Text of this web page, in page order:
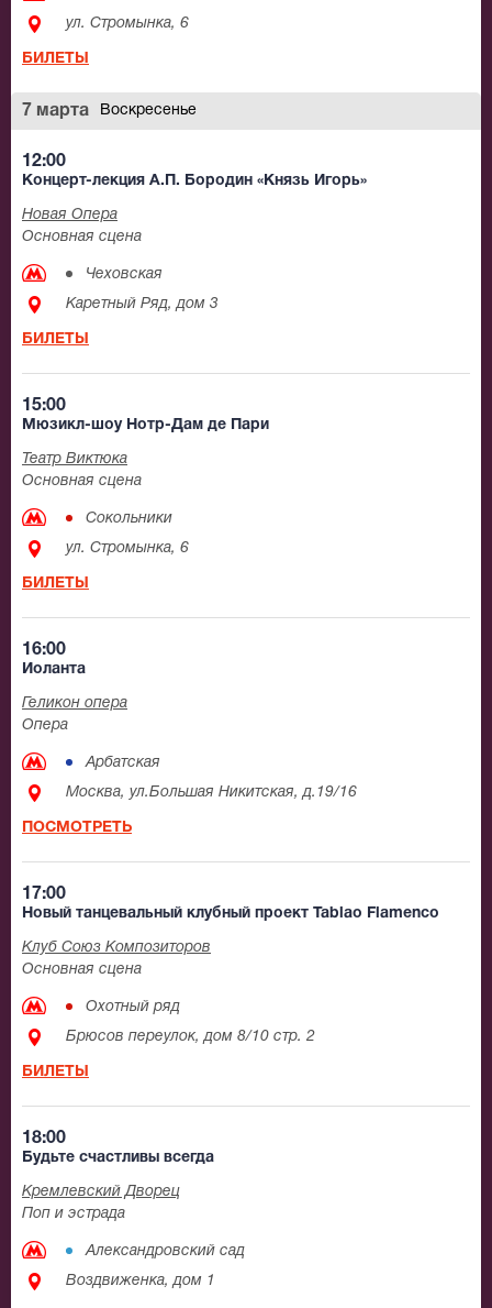
ул. Стромынка, 6
БИЛЕТЫ
7 марта Воскресенье
12:00
Концерт-лекция А.П. Бородин «Князь Игорь»
Новая Опера
Основная сцена
Чеховская
Каретный Ряд, дом 3
БИЛЕТЫ
15:00
Мюзикл-шоу Нотр-Дам де Пари
Театр Виктюка
Основная сцена
Сокольники
ул. Стромынка, 6
БИЛЕТЫ
16:00
Иоланта
Геликон опера
Опера
Арбатская
Москва, ул.Большая Никитская, д.19/16
ПОСМОТРЕТЬ
17:00
Новый танцевальный клубный проект Tablao Flamenсo
Клуб Союз Композиторов
Основная сцена
Охотный ряд
Брюсов переулок, дом 8/10 стр. 2
БИЛЕТЫ
18:00
Будьте счастливы всегда
Кремлевский Дворец
Поп и эстрада
Александровский сад
Воздвиженка, дом 1